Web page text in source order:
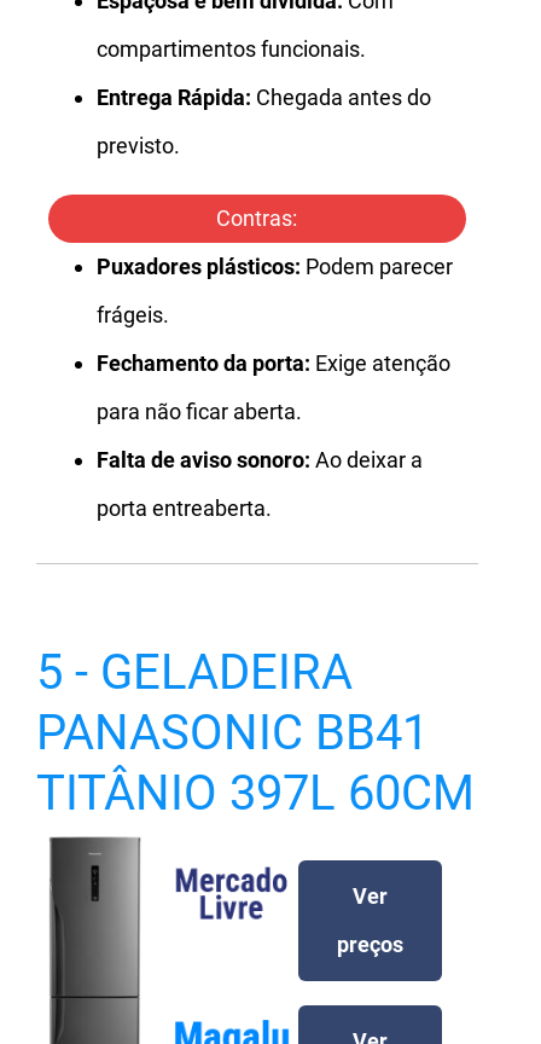
compartimentos funcionais.
Entrega Rápida: Chegada antes do
previsto.
Contras:
Puxadores plásticos: Podem parecer
frágeis.
Fechamento da porta: Exige atenção
para não ficar aberta.
Falta de aviso sonoro: Ao deixar a
porta entreaberta.
5 - GELADEIRA
PANASONIC BB41
TITÂNIO 397L 60CM
Ver
preços